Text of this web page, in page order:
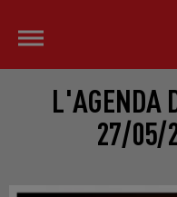
L'AGENDA
27/05/